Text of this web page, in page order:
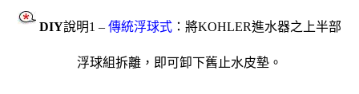
DIY說明1 – 傳統浮球式 ：將KOHLER進水器之上半部
浮球組拆離，即可卸下舊止水皮墊。